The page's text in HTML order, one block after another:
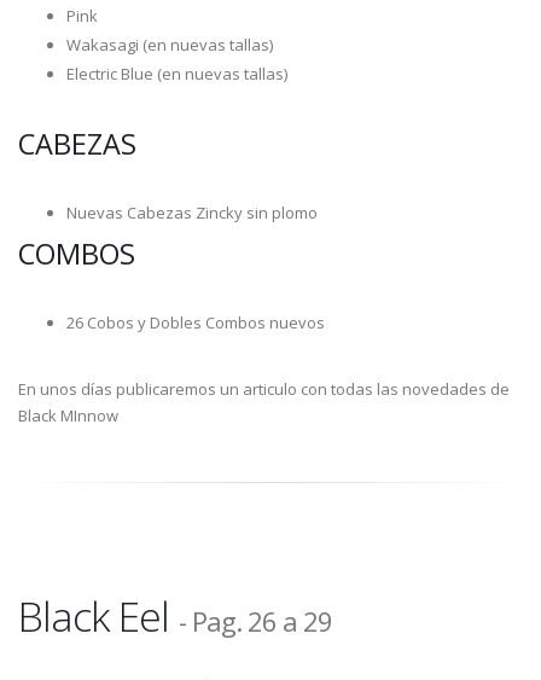
Pink
Wakasagi (en nuevas tallas)
Electric Blue (en nuevas tallas)
CABEZAS
Nuevas Cabezas Zincky sin plomo
COMBOS
26 Cobos y Dobles Combos nuevos
En unos días publicaremos un articulo con todas las novedades de
Black MInnow
Black Eel - Pag. 26 a 29